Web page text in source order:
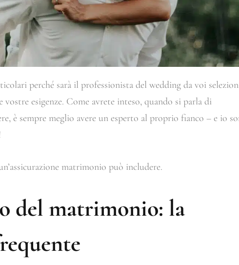
perché sarà il professionista del wedding da voi
esigenze. Come avrete inteso, quando si parla di
è sempre meglio avere un esperto al proprio fianco – e io
matrimonio può includere.
del matrimonio: la